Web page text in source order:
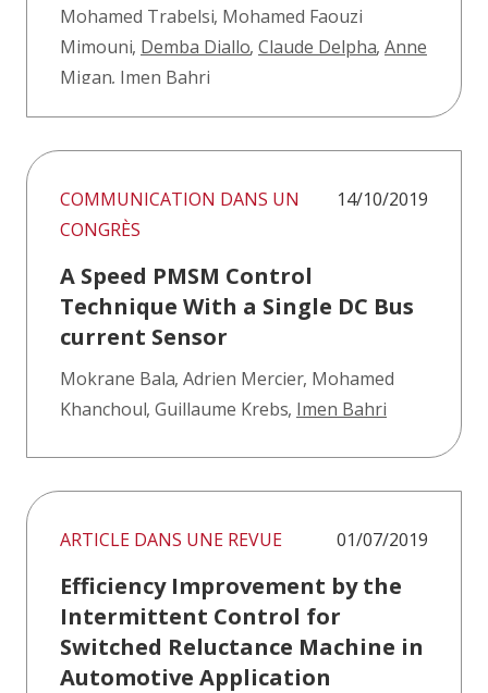
Mohamed Trabelsi, Mohamed Faouzi
Mimouni, Demba Diallo, Claude Delpha, Anne
Migan, Imen Bahri
COMMUNICATION DANS UN
CONGRÈS
14/10/2019
A Speed PMSM Control
Technique With a Single DC Bus
current Sensor
Mokrane Bala, Adrien Mercier, Mohamed
Khanchoul, Guillaume Krebs, Imen Bahri
ARTICLE DANS UNE REVUE 01/07/2019
Efficiency Improvement by the
Intermittent Control for
Switched Reluctance Machine in
Automotive Application